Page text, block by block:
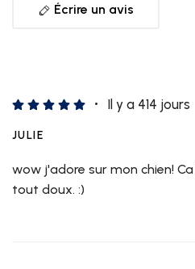
Écrire un avis
Il y a 414 jours
JULIE
wow j'adore sur mon chien!
tout doux. :)